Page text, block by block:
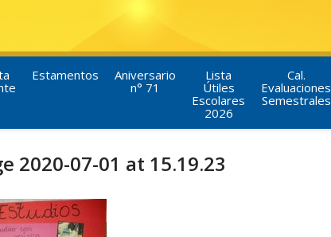
Estamentos
Aniversario
n° 71
Lista
Útiles
Escolares
2026
Cal.
Evaluaciones
Semestrales
2020-07-01 at 15.19.23